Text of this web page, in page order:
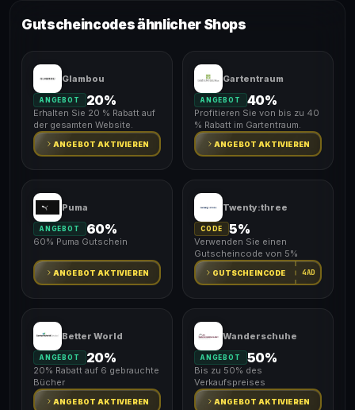
Gutscheincodes ähnlicher Shops
Glambou
ANGEBOT 20%
Erhalten Sie 20 % Rabatt auf
der gesamten Website.
ANGEBOT AKTIVIEREN
Gartentraum
ANGEBOT 40%
Profitieren Sie von bis zu 40
% Rabatt im Gartentraum.
ANGEBOT AKTIVIEREN
Puma
ANGEBOT 60%
60% Puma Gutschein
ANGEBOT AKTIVIEREN
Twenty:three
CODE 5%
Verwenden Sie einen
Gutscheincode von 5%
GUTSCHEINCODE 4AD
Better World
ANGEBOT 20%
20% Rabatt auf 6 gebrauchte
Bücher
ANGEBOT AKTIVIEREN
Wanderschuhe
ANGEBOT 50%
Bis zu 50% des
Verkaufspreises
ANGEBOT AKTIVIEREN